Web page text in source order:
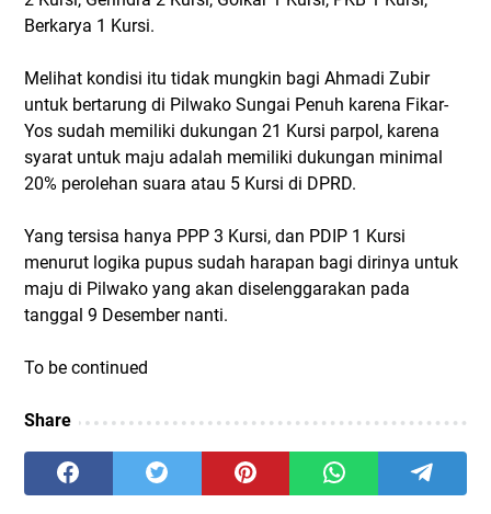
Berkarya 1 Kursi.
Melihat kondisi itu tidak mungkin bagi Ahmadi Zubir
untuk bertarung di Pilwako Sungai Penuh karena Fikar-
Yos sudah memiliki dukungan 21 Kursi parpol, karena
syarat untuk maju adalah memiliki dukungan minimal
20% perolehan suara atau 5 Kursi di DPRD.
Yang tersisa hanya PPP 3 Kursi, dan PDIP 1 Kursi
menurut logika pupus sudah harapan bagi dirinya untuk
maju di Pilwako yang akan diselenggarakan pada
tanggal 9 Desember nanti.
To be continued
Share